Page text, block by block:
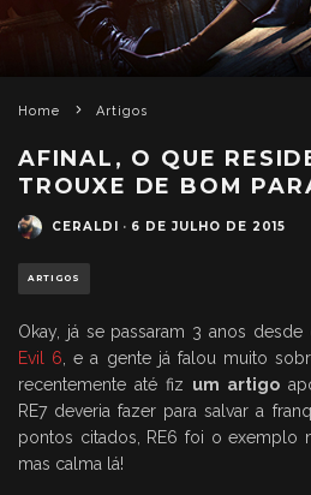
Home Artigos
AFINAL, O QUE
TROUXE DE BOM
CERALDI · 6 DE JULHO DE 2015
ARTIGOS
Okay, já se passaram 3 anos
Evil 6 , e a gente já falou muito
recentemente até fiz um artigo
RE7 deveria fazer para salvar a
pontos citados, RE6 foi o exemplo
mas calma lá!